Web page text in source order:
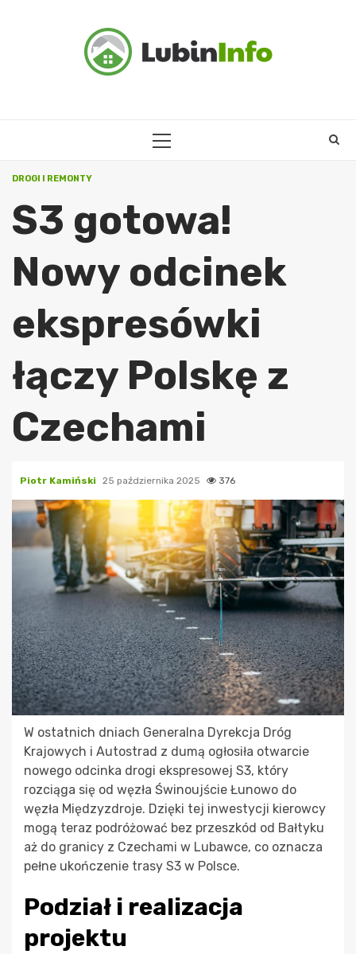
PRIMARY
DROGI I REMONTY
S3 gotowa!
Nowy odcinek
ekspresówki
łączy Polskę z
Czechami
Piotr Kamiński 25 października 2025 376
W ostatnich dniach Generalna Dyrekcja Dróg
Krajowych i Autostrad z dumą ogłosiła otwarcie
nowego odcinka drogi ekspresowej S3, który
rozciąga się od węzła Świnoujście Łunowo do
węzła Międzyzdroje. Dzięki tej inwestycji kierowcy
mogą teraz podróżować bez przeszkód od Bałtyku
aż do granicy z Czechami w Lubawce, co oznacza
pełne ukończenie trasy S3 w Polsce.
Podział i realizacja
projektu